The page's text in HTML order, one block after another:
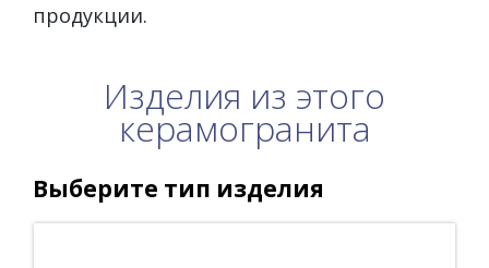
продукции.
Изделия из этого
керамогранита
Выберите тип изделия